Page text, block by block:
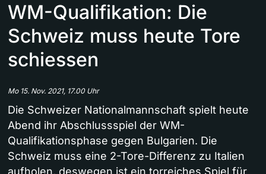
WM-Qualifikation: Die
Schweiz muss heute Tore
schiessen
Mo 15. Nov. 2021, 17.00 Uhr
Die Schweizer Nationalmannschaft spielt heute
Abend ihr Abschlussspiel der WM-
Qualifikationsphase gegen Bulgarien. Die
Schweiz muss eine 2-Tore-Differenz zu Italien
aufholen, deswegen ist ein torreiches Spiel für